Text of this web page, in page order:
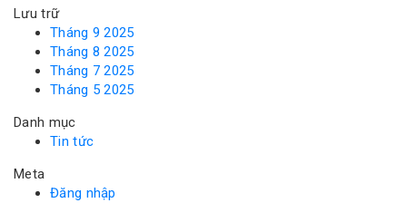
Lưu trữ
Tháng 9 2025
Tháng 8 2025
Tháng 7 2025
Tháng 5 2025
Danh mục
Tin tức
Meta
Đăng nhập